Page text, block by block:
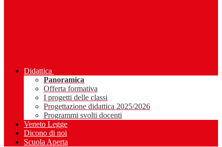
Didattica
Panoramica
Offerta formativa
I progetti delle classi
Progettazione didattica 2025/2026
Programmi svolti docenti
Veneto Legge
Dicono di noi
Scuola Aperta